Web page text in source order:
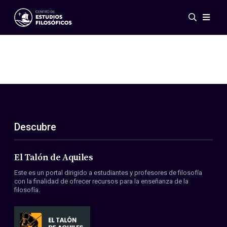
Eventos
ES
EN
Acerca de nosotros
Miembros
Convenios
Descubre
El Talón de Aquiles
Este es un portal dirigido a estudiantes y profesores de filosofía
con la finalidad de ofrecer recursos para la enseñanza de la
filosofía.